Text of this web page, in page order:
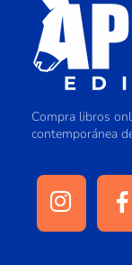
Compra libros
contemporánea